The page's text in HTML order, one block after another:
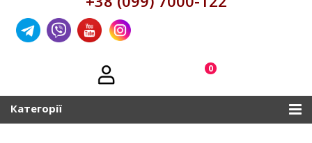
0
Категорії